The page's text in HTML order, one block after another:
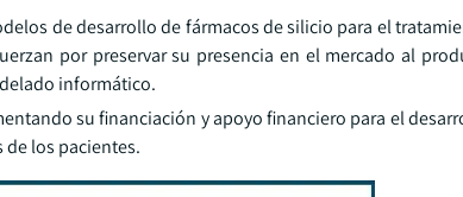
de desarrollo de fármacos de silicio para el
por preservar su presencia en el mercado al
informático.
su financiación y apoyo financiero para el
los pacientes.